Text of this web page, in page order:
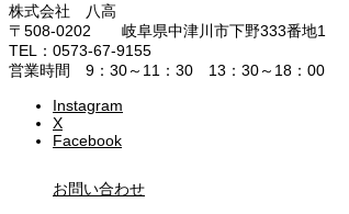
株式会社 八高
〒508-0202 岐阜県中津川市下野333番地1
TEL：0573-67-9155
営業時間 9：30～11：30 13：30～18：00
Instagram
X
Facebook
お問い合わせ